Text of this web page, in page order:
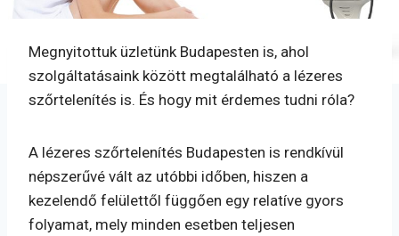
Megnyitottuk üzletünk Budapesten is, ahol
szolgáltatásaink között megtalálható a lézeres
szőrtelenítés is. És hogy mit érdemes tudni róla?
A lézeres szőrtelenítés Budapesten is rendkívül
népszerűvé vált az utóbbi időben, hiszen a
kezelendő felülettől függően egy relatíve gyors
folyamat, mely minden esetben teljesen